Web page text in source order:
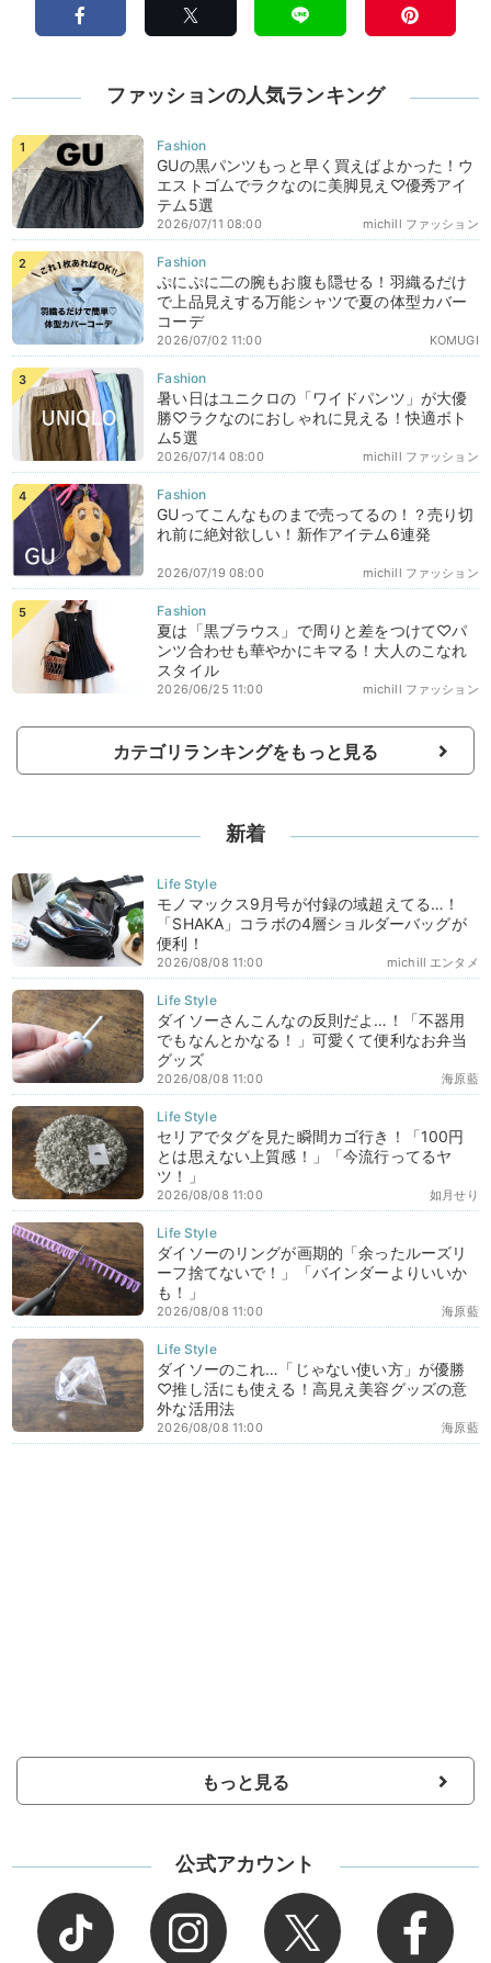
ファッションの人気ランキング
GUの黒パンツもっと早く買えばよかった！ウ
エストゴムでラクなのに美脚見え♡優秀アイ
テム5選
michill ファッション
2026/07/11 08:00
ぷにぷに二の腕もお腹も隠せる！羽織るだけ
で上品見えする万能シャツで夏の体型カバー
コーデ
KOMUGI
2026/07/02 11:00
暑い日はユニクロの「ワイドパンツ」が大優
勝♡ラクなのにおしゃれに見える！快適ボト
ム5選
michill ファッション
2026/07/14 08:00
GUってこんなものまで売ってるの！？売り切
れ前に絶対欲しい！新作アイテム6連発
michill ファッション
2026/07/19 08:00
夏は「黒ブラウス」で周りと差をつけて♡パ
ンツ合わせも華やかにキマる！大人のこなれ
スタイル
michill ファッション
2026/06/25 11:00
カテゴリランキングをもっと見る
新着
モノマックス9月号が付録の域超えてる…！
「SHAKA」コラボの4層ショルダーバッグが
便利！
michill エンタメ
2026/08/08 11:00
ダイソーさんこんなの反則だよ…！「不器用
でもなんとかなる！」可愛くて便利なお弁当
グッズ
海原藍
2026/08/08 11:00
セリアでタグを見た瞬間カゴ行き！「100円
とは思えない上質感！」「今流行ってるヤ
ツ！」
如月せり
2026/08/08 11:00
ダイソーのリングが画期的「余ったルーズリ
ーフ捨てないで！」「バインダーよりいいか
も！」
海原藍
2026/08/08 11:00
ダイソーのこれ…「じゃない使い方」が優勝
♡推し活にも使える！高見え美容グッズの意
外な活用法
海原藍
2026/08/08 11:00
もっと見る
公式アカウント